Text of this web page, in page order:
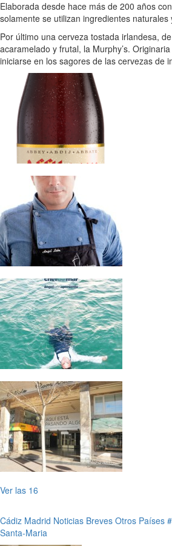
Elaborada desde hace más de 200 años
solamente se utilizan ingredientes naturales
Por último una cerveza tostada irlandesa,
acaramelado y frutal, la Murphy’s.
iniciarse en los sagores de las cervezas de
Ver las 16
Cádiz Madrid Noticias Breves Otros Países
Santa-Maria